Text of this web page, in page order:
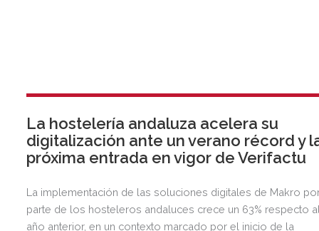
La hostelería andaluza acelera su
digitalización ante un verano récord y
próxima entrada en vigor de Verifactu
La implementación de las soluciones digitales de Makro
parte de los hosteleros andaluces crece un 63% respecto
año anterior, en un contexto marcado por el inicio de la